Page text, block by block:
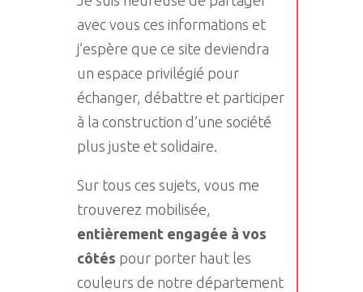
avec vous ces informations et
j’espère que ce site deviendra
un espace privilégié pour
échanger, débattre et participer
à la construction d’une société
plus juste et solidaire.
Sur tous ces sujets, vous me
trouverez mobilisée,
entièrement engagée à vos
côtés pour porter haut les
couleurs de notre département